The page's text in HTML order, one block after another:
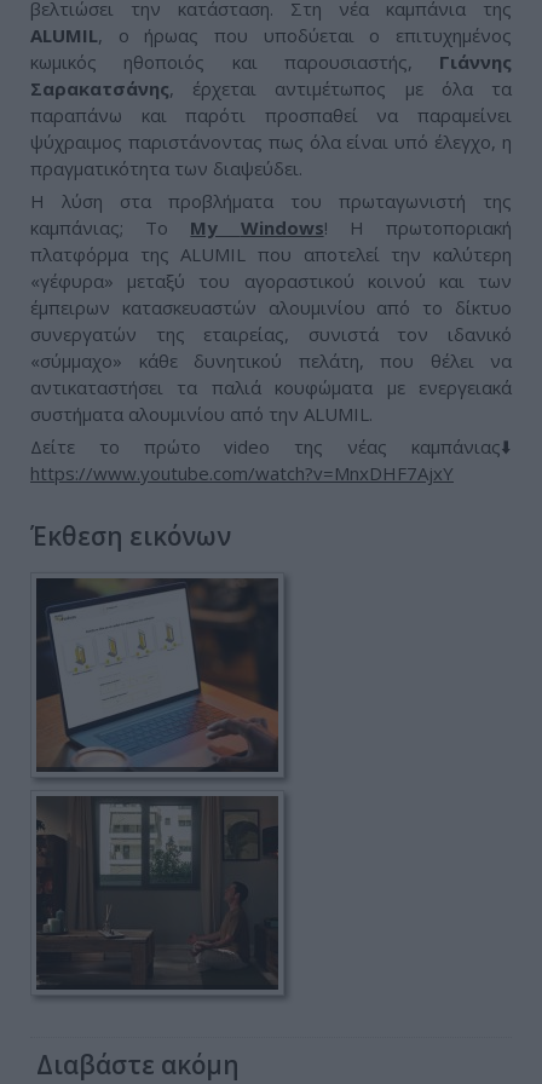
βελτιώσει την κατάσταση. Στη νέα καμπάνια της
ALUMIL, ο ήρωας που υποδύεται ο επιτυχημένος
κωμικός ηθοποιός και παρουσιαστής, Γιάννης
Σαρακατσάνης, έρχεται αντιμέτωπος με όλα τα
παραπάνω και παρότι προσπαθεί να παραμείνει
ψύχραιμος παριστάνοντας πως όλα είναι υπό έλεγχο, η
πραγματικότητα των διαψεύδει.
Η λύση στα προβλήματα του πρωταγωνιστή της
καμπάνιας; Το My Windows! Η πρωτοποριακή
πλατφόρμα της ALUMIL που αποτελεί την καλύτερη
«γέφυρα» μεταξύ του αγοραστικού κοινού και των
έμπειρων κατασκευαστών αλουμινίου από το δίκτυο
συνεργατών της εταιρείας, συνιστά τον ιδανικό
«σύμμαχο» κάθε δυνητικού πελάτη, που θέλει να
αντικαταστήσει τα παλιά κουφώματα με ενεργειακά
συστήματα αλουμινίου από την ALUMIL.
Δείτε το πρώτο video της νέας καμπάνιας⬇️
https://www.youtube.com/watch?v=MnxDHF7AjxY
Έκθεση εικόνων
Διαβάστε ακόμη